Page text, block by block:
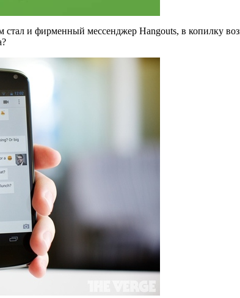
и фирменный мессенджер Hangouts, в копилку